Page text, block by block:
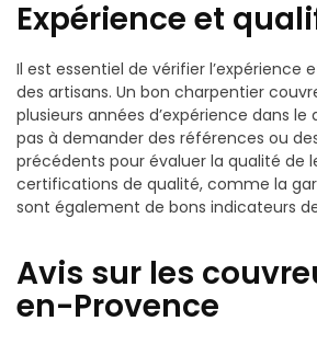
Expérience et
Il est essentiel de vérifier l’expérience
des artisans. Un bon charpentier
plusieurs années d’expérience dans le
pas à demander des références ou
précédents pour évaluer la qualité de
certifications de qualité, comme la
sont également de bons indicateurs
Avis sur les
en-Provence